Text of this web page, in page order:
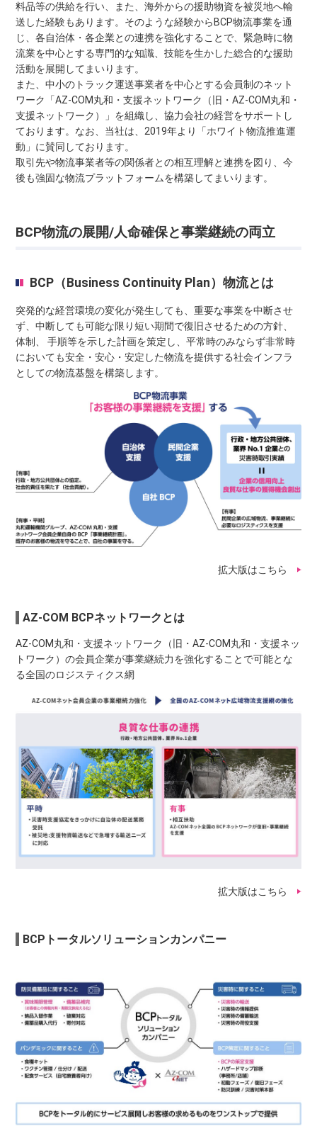
料品等の供給を行い、また、海外からの援助物資を被災地へ輸
送した経験もあります。そのような経験からBCP物流事業を通
じ、各自治体・各企業との連携を強化することで、緊急時に物
流業を中心とする専門的な知識、技能を生かした総合的な援助
活動を展開してまいります。
また、中小のトラック運送事業者を中心とする会員制のネット
ワーク「AZ-COM丸和・支援ネットワーク（旧・AZ-COM丸和・
支援ネットワーク）」を組織し、協力会社の経営をサポートし
ております。なお、当社は、2019年より「ホワイト物流推進運
動」に賛同しております。
取引先や物流事業者等の関係者との相互理解と連携を図り、今
後も強固な物流プラットフォームを構築してまいります。
BCP物流の展開/人命確保と事業継続の両立
BCP（Business Continuity Plan）物流とは
突発的な経営環境の変化が発生しても、重要な事業を中断させ
ず、中断しても可能な限り短い期間で復旧させるための方針、
体制、 手順等を示した計画を策定し、平常時のみならず非常時
においても安全・安心・安定した物流を提供する社会インフラ
としての物流基盤を構築します。
拡大版はこちら
AZ-COM BCPネットワークとは
AZ-COM丸和・支援ネットワーク（旧・AZ-COM丸和・支援ネッ
トワーク）の会員企業が事業継続力を強化することで可能とな
る全国のロジスティクス網
拡大版はこちら
BCPトータルソリューションカンパニー